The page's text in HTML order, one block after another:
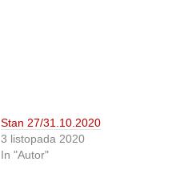
Stan 27/31.10.2020
3 listopada 2020
In "Autor"